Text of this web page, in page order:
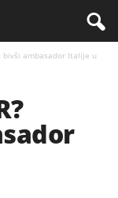
bivši ambasador Italije u